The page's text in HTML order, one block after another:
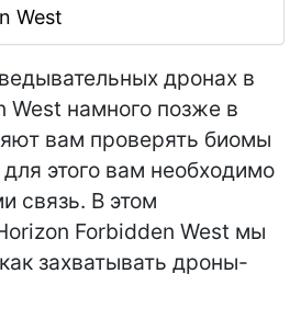
West
дронах в
West намного позже в
вам проверять биомы
этого вам необходимо
связь. В этом
Forbidden West мы
захватывать дроны-